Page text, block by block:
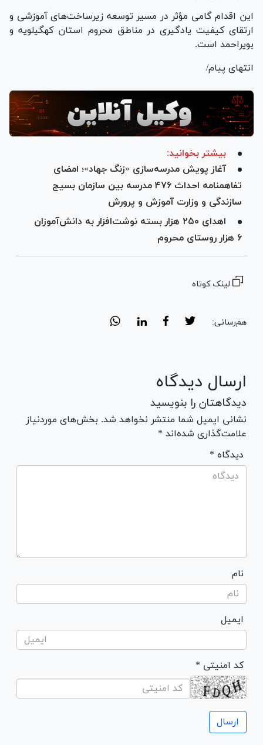
این اقدام گامی مؤثر در مسیر توسعه زیرساخت‌های آموزشی و
ارتقای کیفیت یادگیری در مناطق محروم استان کهگیلویه و
بویراحمد است.
انتهای پیام/
بیشتر بخوانید:
آغاز پویش مدرسه‌سازی «زنگ جهاد»؛ امضای
تفاهمنامه احداث ۴۷۶ مدرسه بین سازمان بسیج
سازندگی و وزارت آموزش و پرورش
اهدای ۲۵۰ هزار بسته نوشت‌افزار به دانش‌آموزان
۶ هزار روستای محروم
لینک کوتاه
هم‌رسانی:
ارسال دیدگاه
دیدگاهتان را بنویسید
نشانی ایمیل شما منتشر نخواهد شد. بخش‌های موردنیاز
علامت‌گذاری شده‌اند *
* دیدگاه
نام
ایمیل
* کد امنیتی